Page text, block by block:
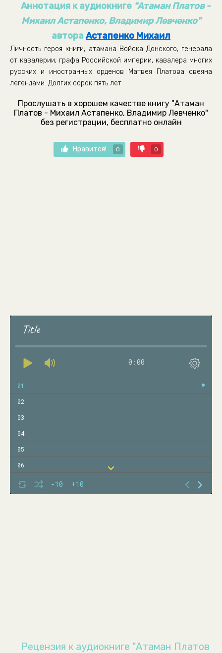
Аннотация к аудиокниге "Атаман Платов -
Михаил Астапенко, Владимир Левченко"
автора Астапенко Михаил
Личность героя книги, атамана Войска Донского, генерала
от кавалерии, графа Российской империи, кавалера многих
русских и иностранных орденов Матвея Платова овеяна
легендами. Долгих сорок пять лет
Прослушать в хорошем качестве книгу "Атаман
Платов - Михаил Астапенко, Владимир Левченко"
без регистрации, бесплатно онлайн
Нравится! 0 0
Title
0:00
-10 +10
01
02
03
04
05
06
07
08
Рецензия к аудиокниге "Атаман Платов